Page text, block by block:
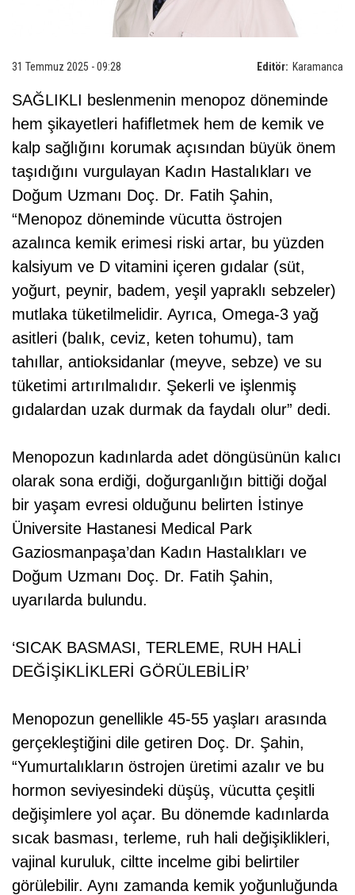
Editör: Karamanca
31 Temmuz 2025 - 09:28
SAĞLIKLI beslenmenin menopoz döneminde
hem şikayetleri hafifletmek hem de kemik ve
kalp sağlığını korumak açısından büyük önem
taşıdığını vurgulayan Kadın Hastalıkları ve
Doğum Uzmanı Doç. Dr. Fatih Şahin,
“Menopoz döneminde vücutta östrojen
azalınca kemik erimesi riski artar, bu yüzden
kalsiyum ve D vitamini içeren gıdalar (süt,
yoğurt, peynir, badem, yeşil yapraklı sebzeler)
mutlaka tüketilmelidir. Ayrıca, Omega-3 yağ
asitleri (balık, ceviz, keten tohumu), tam
tahıllar, antioksidanlar (meyve, sebze) ve su
tüketimi artırılmalıdır. Şekerli ve işlenmiş
gıdalardan uzak durmak da faydalı olur” dedi.
Menopozun kadınlarda adet döngüsünün kalıcı
olarak sona erdiği, doğurganlığın bittiği doğal
bir yaşam evresi olduğunu belirten İstinye
Üniversite Hastanesi Medical Park
Gaziosmanpaşa’dan Kadın Hastalıkları ve
Doğum Uzmanı Doç. Dr. Fatih Şahin,
uyarılarda bulundu.
‘SICAK BASMASI, TERLEME, RUH HALİ
DEĞİŞİKLİKLERİ GÖRÜLEBİLİR’
Menopozun genellikle 45-55 yaşları arasında
gerçekleştiğini dile getiren Doç. Dr. Şahin,
“Yumurtalıkların östrojen üretimi azalır ve bu
hormon seviyesindeki düşüş, vücutta çeşitli
değişimlere yol açar. Bu dönemde kadınlarda
sıcak basması, terleme, ruh hali değişiklikleri,
vajinal kuruluk, ciltte incelme gibi belirtiler
görülebilir. Aynı zamanda kemik yoğunluğunda